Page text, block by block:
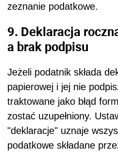
zeznanie podatkowe.
9. Deklaracja
a brak podpisu
Jeżeli podatnik składa
papierowej i jej nie
traktowane jako błąd
zostać uzupełniony.
"deklaracje" uznaje
podatkowe składane